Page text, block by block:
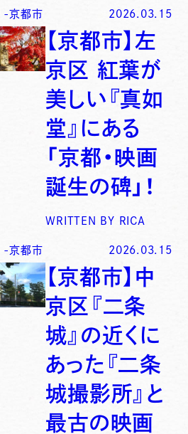
-京都市 2026.03.15
【京都市】左
京区 紅葉が
美しい『真如
堂』にある
「京都・映画
誕生の碑」！
WRITTEN BY RICA
-京都市 2026.03.15
【京都市】中
京区『二条
城』の近くに
あった『二条
城撮影所』と
最古の映画